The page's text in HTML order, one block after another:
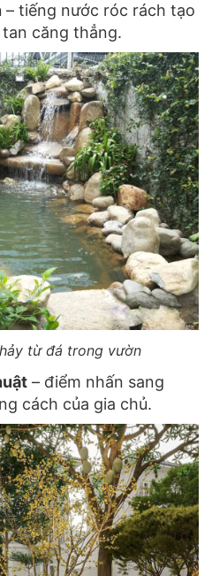
– tiếng nước róc rách tạo
căng thẳng.
từ đá trong vườn
– điểm nhấn sang
cách của gia chủ.